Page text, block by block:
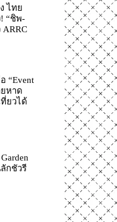
ไทย
“ชิพ-
“Event
ยหาด
ยวได้
กชัวรี